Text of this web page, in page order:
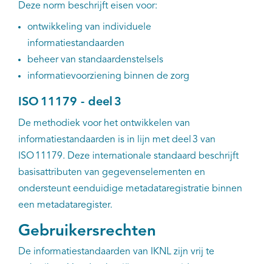
Deze norm beschrijft eisen voor:
ontwikkeling van individuele
informatiestandaarden
beheer van standaardenstelsels
informatievoorziening binnen de zorg
ISO 11179 - deel 3
De methodiek voor het ontwikkelen van
informatiestandaarden is in lijn met deel 3 van
ISO 11179. Deze internationale standaard beschrijft
basisattributen van gegevens­elementen en
ondersteunt eenduidige metadataregistratie binnen
een metadataregister.
Gebruikersrechten
De informatiestandaarden van IKNL zijn vrij te